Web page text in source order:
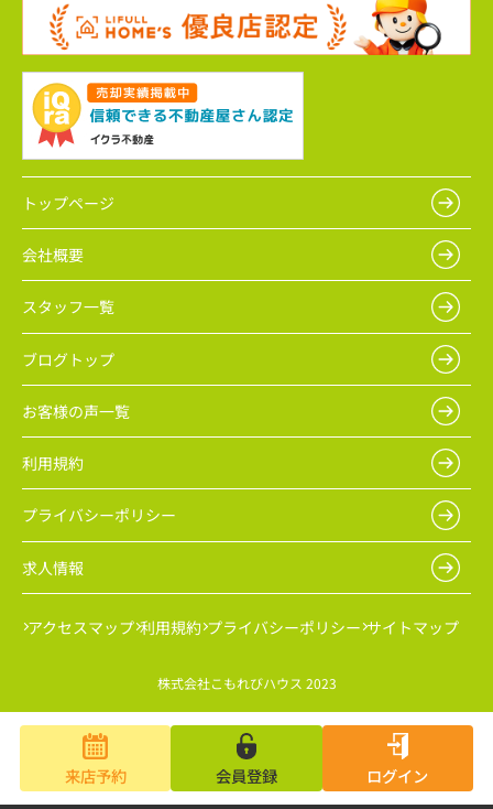
トップページ
会社概要
スタッフ一覧
ブログトップ
お客様の声一覧
利用規約
プライバシーポリシー
求人情報
アクセスマップ 利用規約 プライバシーポリシー サイトマップ
株式会社こもれびハウス 2023
来店予約 会員登録 ログイン